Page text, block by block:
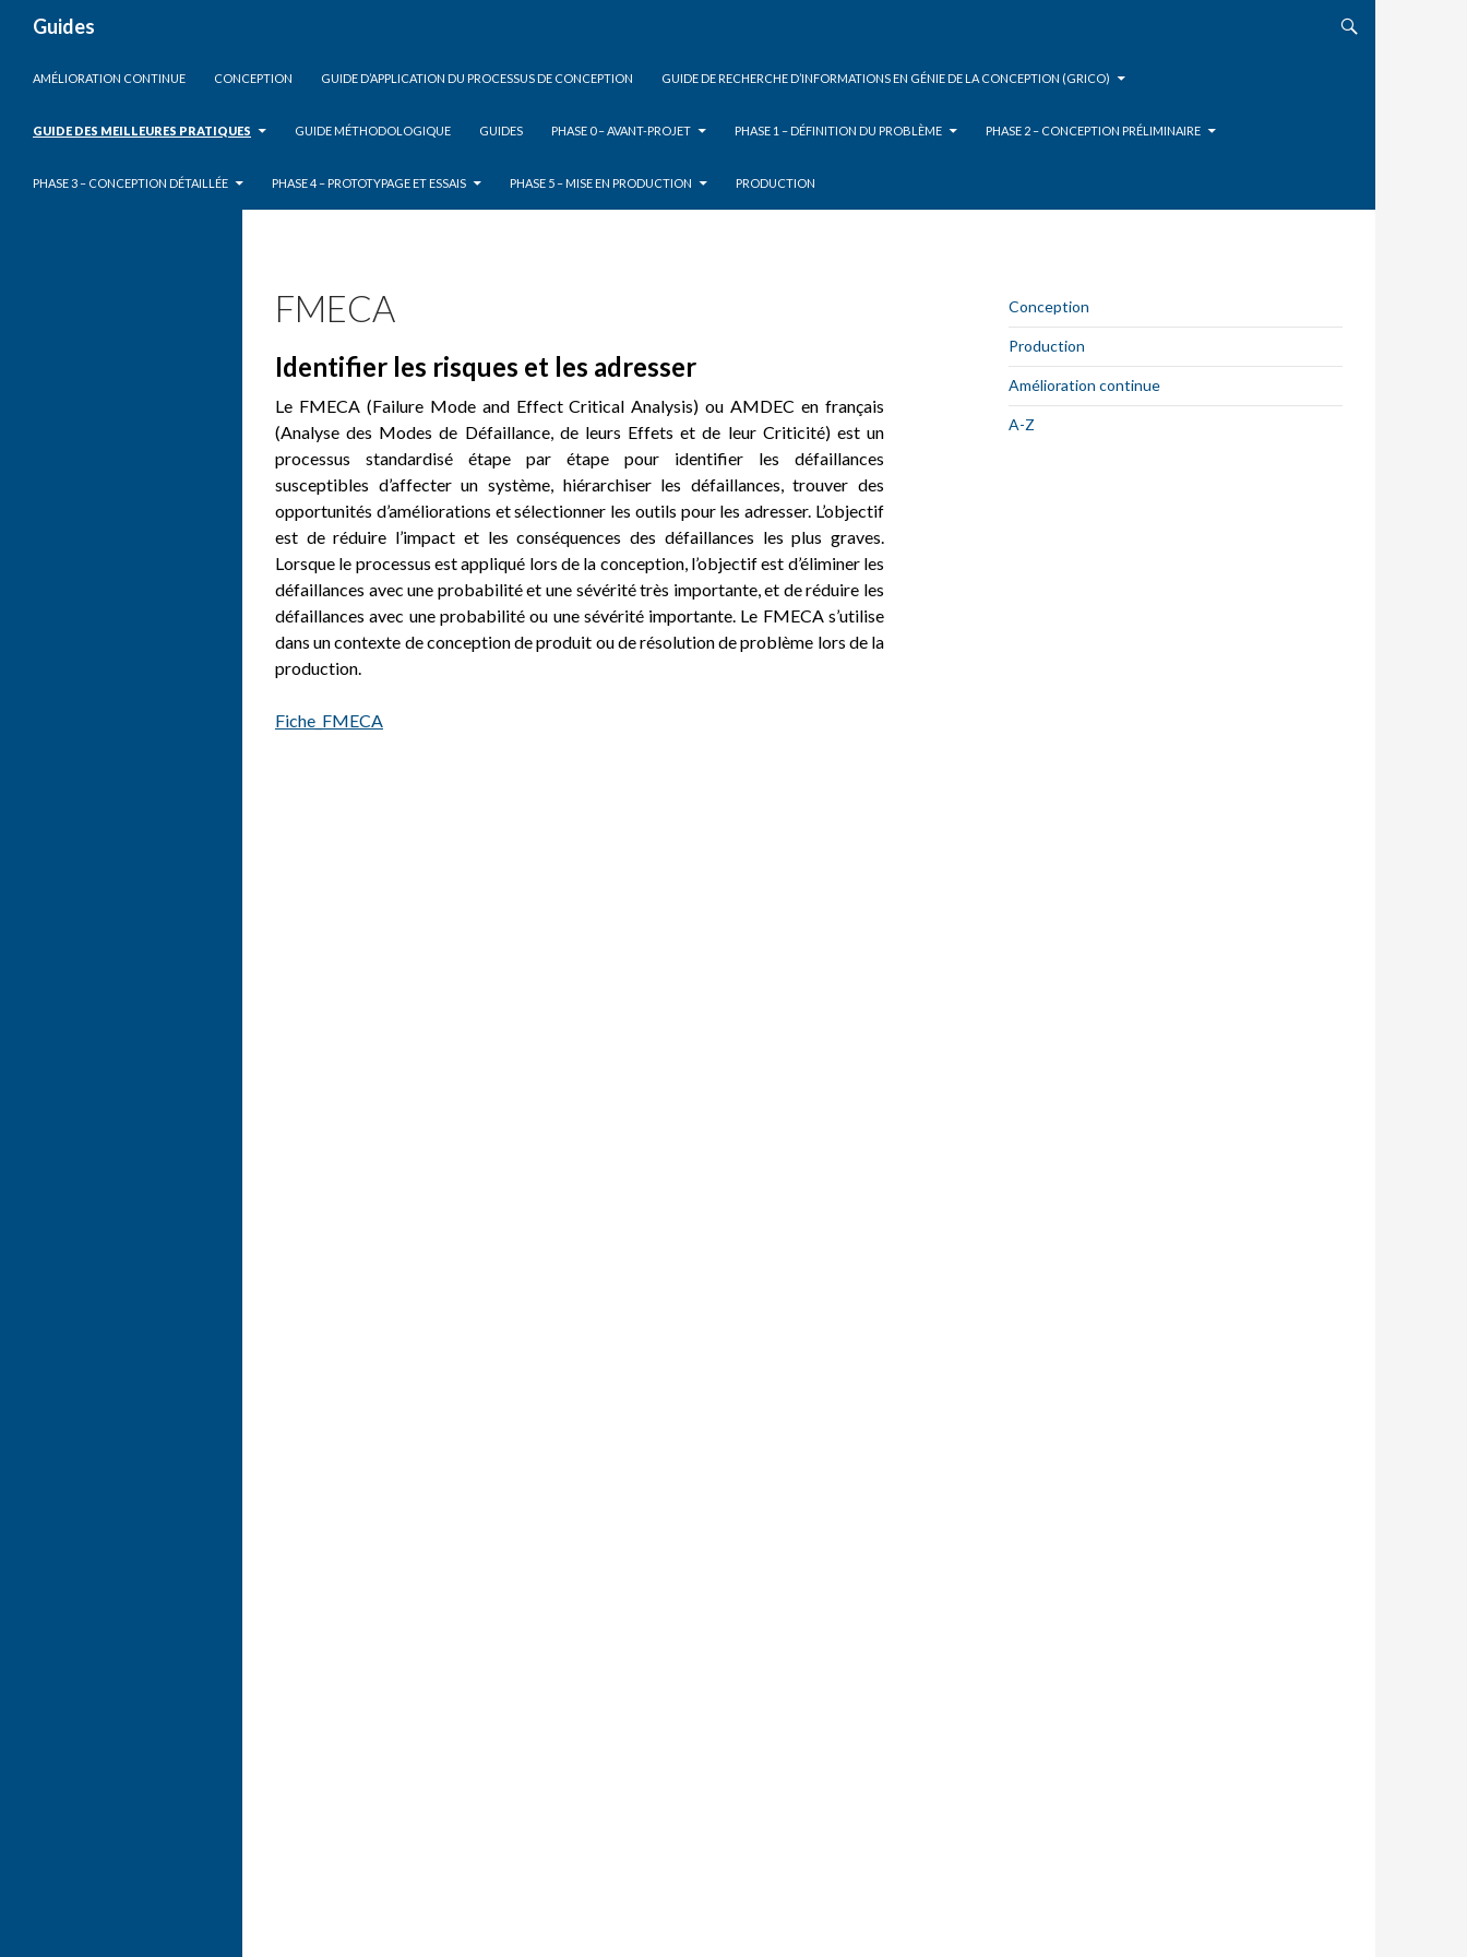
Guides
AMÉLIORATION CONTINUE
CONCEPTION GUIDE D’APPLICATION DU PROCESSUS DE CONCEPTION GUIDE DE RECHERCHE D’INFORMATIONS EN GÉNIE DE LA CONCEPTION (GRICO)
GUIDE DES MEILLEURES PRATIQUES GUIDE MÉTHODOLOGIQUE GUIDES PHASE 0 – AVANT-PROJET PHASE 1 – DÉFINITION DU PROBLÈME PHASE 2 – CONCEPTION PRÉLIMINAIRE
PHASE 3 – CONCEPTION DÉTAILLÉE PHASE 4 – PROTOTYPAGE ET ESSAIS PHASE 5 – MISE EN PRODUCTION PRODUCTION
FMECA
Identifier les risques et les adresser
Le FMECA (Failure Mode and Effect Critical Analysis) ou AMDEC en français
(Analyse des Modes de Défaillance, de leurs Effets et de leur Criticité) est un
processus standardisé étape par étape pour identifier les défaillances
susceptibles d’affecter un système, hiérarchiser les défaillances, trouver des
opportunités d’améliorations et sélectionner les outils pour les adresser. L’objectif
est de réduire l’impact et les conséquences des défaillances les plus graves.
Lorsque le processus est appliqué lors de la conception, l’objectif est d’éliminer les
défaillances avec une probabilité et une sévérité très importante, et de réduire les
défaillances avec une probabilité ou une sévérité importante. Le FMECA s’utilise
dans un contexte de conception de produit ou de résolution de problème lors de la
production.
Fiche_FMECA
Conception
Production
Amélioration continue
A-Z